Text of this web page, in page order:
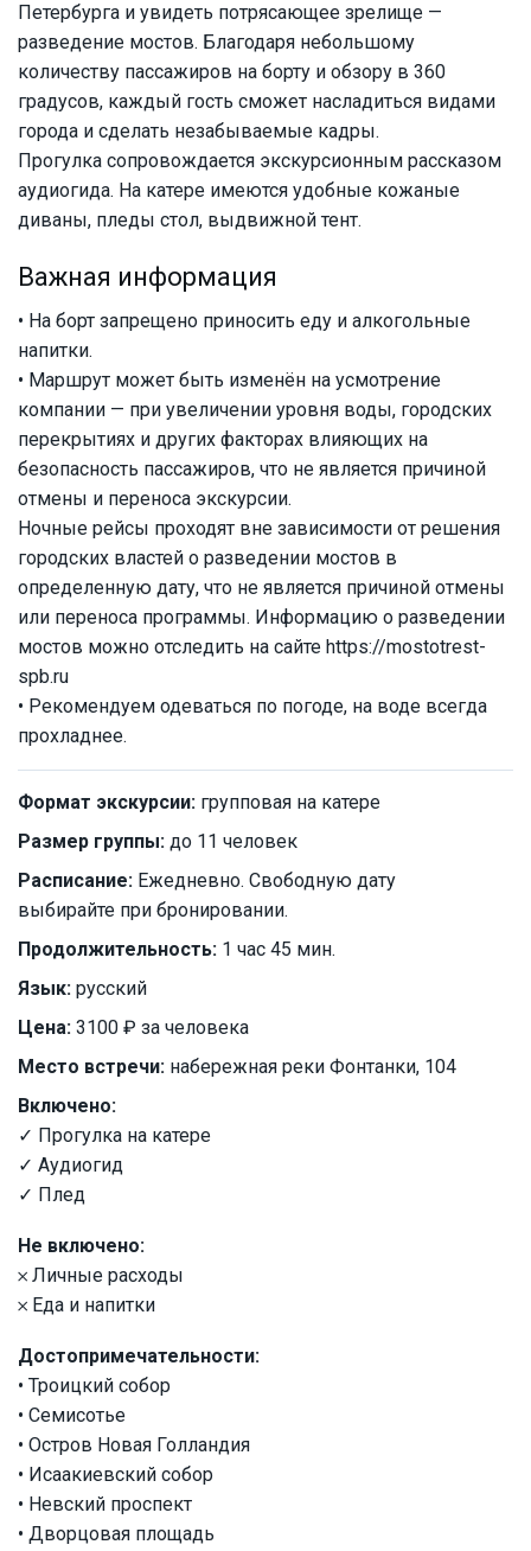
Петербурга и увидеть потрясающее зрелище —
разведение мостов. Благодаря небольшому
количеству пассажиров на борту и обзору в 360
градусов, каждый гость сможет насладиться видами
города и сделать незабываемые кадры.
Прогулка сопровождается экскурсионным рассказом
аудиогида. На катере имеются удобные кожаные
диваны, пледы стол, выдвижной тент.
Важная информация
• На борт запрещено приносить еду и алкогольные
напитки.
• Маршрут может быть изменён на усмотрение
компании — при увеличении уровня воды, городских
перекрытиях и других факторах влияющих на
безопасность пассажиров, что не является причиной
отмены и переноса экскурсии.
Ночные рейсы проходят вне зависимости от решения
городских властей о разведении мостов в
определенную дату, что не является причиной отмены
или переноса программы. Информацию о разведении
мостов можно отследить на сайте https://mostotrest-
spb.ru
• Рекомендуем одеваться по погоде, на воде всегда
прохладнее.
Формат экскурсии: групповая на катере
Размер группы: до 11 человек
Расписание: Ежедневно. Свободную дату
выбирайте при бронировании.
Продолжительность: 1 час 45 мин.
Язык: русский
Цена: 3100 ₽ за человека
Место встречи: набережная реки Фонтанки, 104
Включено:
✓ Прогулка на катере
✓ Аудиогид
✓ Плед
Не включено:
𐄂 Личные расходы
𐄂 Еда и напитки
Достопримечательности:
• Троицкий собор
• Семисотье
• Остров Новая Голландия
• Исаакиевский собор
• Невский проспект
• Дворцовая площадь